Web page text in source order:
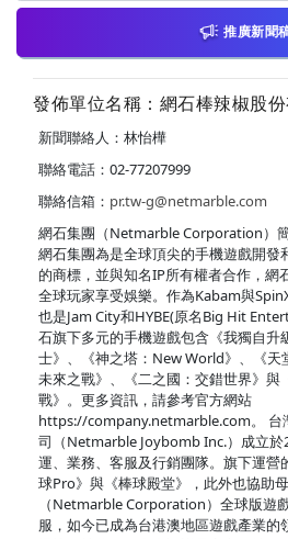
推廣新聞
發佈單位名稱：網石棒辣椒股
新聞聯絡人：林怡樺
聯絡電話：02-77207999
聯絡信箱： pr.tw-g@netmarble.com
網石集團（Netmarble Corporation）
網石集團為是全球頂尖的手機遊戲開發
的商標，並與知名IP所有權者合作，網
全球玩家享受娛樂。作為Kabam與
也是Jam City和HYBE(原名Big Hit
石旗下多元的手機遊戲包含《我獨自升
士》、《神之塔：New World》、《天
未來之戰》、《二之國：交錯世界》與
戰》。更多資訊，請參考官方網站
https://company.netmarble.com。 台
司（Netmarble Joybomb Inc.）成立於
運、業務、客服及行銷團隊。旗下運營
球Pro》與《棒球殿堂》，此外也協助
（Netmarble Corporation）全球版遊
服，如今已成為台港澳地區遊戲產業的